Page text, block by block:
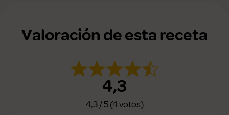
Valoración de esta receta
4,3
4,3 / 5 (4 votos)